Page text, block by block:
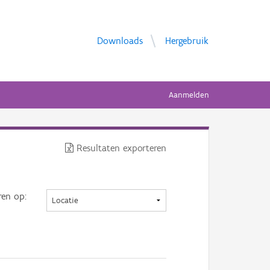
Downloads Hergebruik
Aanmelden
Resultaten exporteren
op: